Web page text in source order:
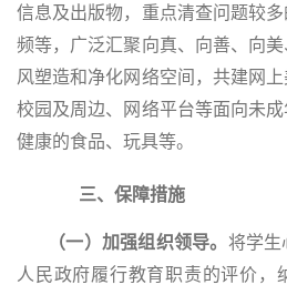
信息及出版物，重点清查问题较
频等，广泛汇聚向真、向善、向
风塑造和净化网络空间，共建网
校园及周边、网络平台等面向未
健康的食品、玩具等。
三、保障措施
（一）加强组织领导。 将学生
人民政府履行教育职责的评价，